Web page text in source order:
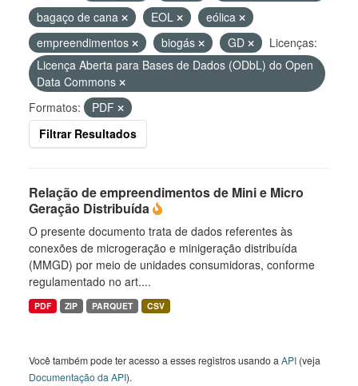
bagaço de cana
EOL
eólica
empreendimentos
biogás GD
Licenças:
Licença Aberta para Bases de Dados (ODbL) do Open
Data Commons
Formatos:
PDF
Filtrar Resultados
Relação de empreendimentos de Mini e Micro
Geração Distribuída
O presente documento trata de dados referentes às
conexões de microgeração e minigeração distribuída
(MMGD) por meio de unidades consumidoras, conforme
regulamentado no art....
PDF ZIP PARQUET CSV
Você também pode ter acesso a esses registros usando a API (veja
Documentação da API).